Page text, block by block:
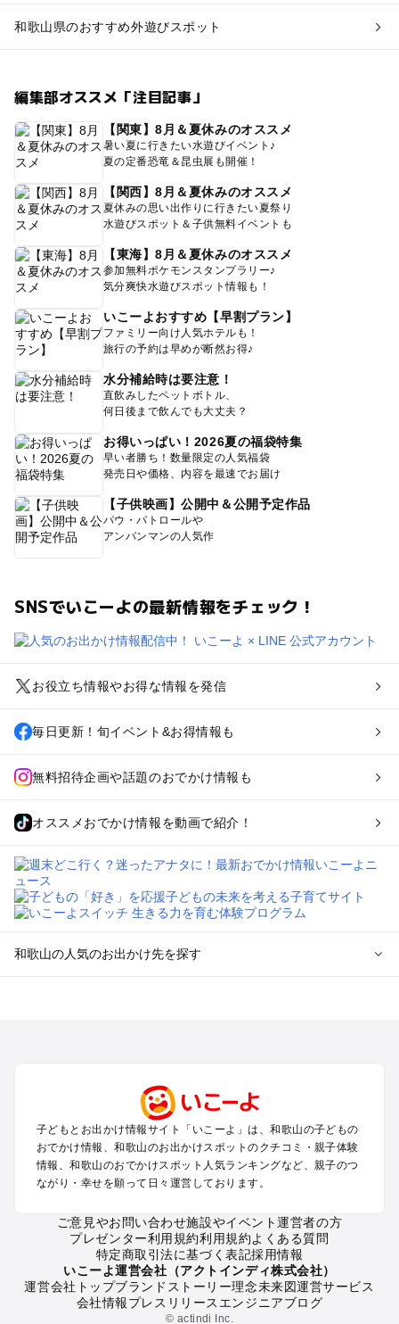
和歌山県のおすすめ外遊びスポット
編集部オススメ「注目記事」
【関東】8月＆夏休みのオススメ
暑い夏に行きたい水遊びイベント♪
夏の定番恐竜＆昆虫展も開催！
【関西】8月＆夏休みのオススメ
夏休みの思い出作りに行きたい夏祭り
水遊びスポット＆子供無料イベントも
【東海】8月＆夏休みのオススメ
参加無料ポケモンスタンプラリー♪
気分爽快水遊びスポット情報も！
いこーよおすすめ【早割プラン】
ファミリー向け人気ホテルも！
旅行の予約は早めが断然お得♪
水分補給時は要注意！
直飲みしたペットボトル、
何日後まで飲んでも大丈夫？
お得いっぱい！2026夏の福袋特集
早い者勝ち！数量限定の人気福袋
発売日や価格、内容を最速でお届け
【子供映画】公開中＆公開予定作品
パウ・パトロールや
アンパンマンの人気作
SNSでいこーよの最新情報をチェック！
お役立ち情報やお得な情報を発信
毎日更新！旬イベント&お得情報も
無料招待企画や話題のおでかけ情報も
オススメおでかけ情報を動画で紹介！
和歌山の人気のお出かけ先を探す
勝浦・串本・すさみのプールお出かけ
高野山のプールお出かけ
新宮・本宮・中辺路のプールお出かけ
和歌山の定番お出かけスポット
和歌山の動物園
和歌山のバーベキュー
和歌山の釣り
和歌山の牧場
和歌山のプール
子どもとお出かけ情報サイト「いこーよ」は、和歌山の子どもの
おでかけ情報、和歌山のお出かけスポットのクチコミ・親子体験
情報、和歌山のおでかけスポット人気ランキングなど、親子のつ
ながり・幸せを願って日々運営しております。
ご意見やお問い合わせ施設やイベント運営者の方
プレゼンター利用規約利用規約よくある質問
特定商取引法に基づく表記採用情報
いこーよ運営会社（アクトインディ株式会社）
運営会社トップブランドストーリー理念未来図運営サービス
会社情報プレスリリース エンジニアブログ
© actindi Inc.